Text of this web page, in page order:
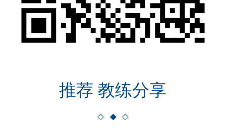
推荐 教练分享